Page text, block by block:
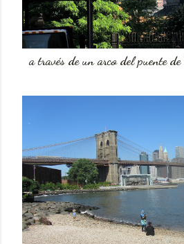
a través de un arco del puente